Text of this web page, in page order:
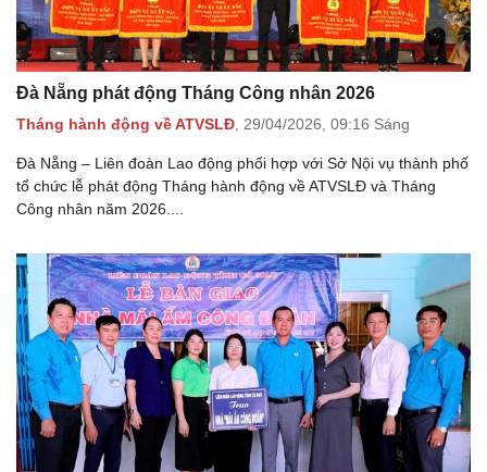
Đà Nẵng phát động Tháng Công nhân 2026
Tháng hành động về ATVSLĐ 29/04/2026, 09:16 Sáng
Đà Nẵng – Liên đoàn Lao động phối hợp với Sở Nội vụ thành phố
tổ chức lễ phát động Tháng hành động về ATVSLĐ và Tháng
Công nhân năm 2026....